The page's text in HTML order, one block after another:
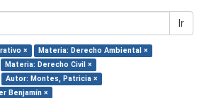
Ir
×
Materia: Derecho Ambiental ×
Materia: Derecho Civil ×
Autor: Montes, Patricia ×
Benjamín ×